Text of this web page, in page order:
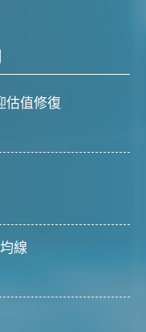
估值修復
線